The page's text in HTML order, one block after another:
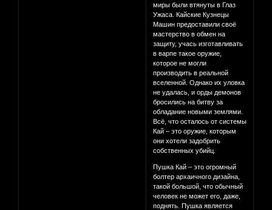
миры были втянуты в Глаз
Ужаса. Кайские Кузнецы
Машин предоставили своё
мастерство в обмен на
защиту, учась изготавливать
в варпе такое оружие,
которое не могли
производить в реальной
вселенной. Однако их уловка
не удалась, и орды демонов
бросились на битву за
обладание новыми землями.
Всё, что осталось от системы
Кай – это оружие, которым
они хотели задобрить
собственных убийц.
Пушка Кай – это огромный
болтер архаичного дизайна,
такой большой, что обычный
человек не может его, даже,
поднять. Пушка является